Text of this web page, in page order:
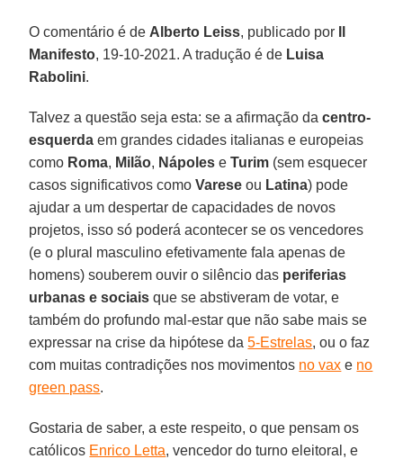
O comentário é de Alberto Leiss, publicado por
Manifesto, 19-10-2021. A tradução é de Luisa
Rabolini.
Talvez a questão seja esta: se a afirmação dacentro-
esquerda em grandes cidades italianas e europeias
como Roma, Milão, Nápoles eTurim (sem esquecer
casos significativos comoVarese ou Latina) pode
ajudar a um despertar de capacidades de novos
projetos, isso só poderá acontecer se os vencedores
(e o plural masculino efetivamente fala apenas de
homens) souberem ouvir o silêncio das periferias
urbanas e sociais que se abstiveram de votar, e
também do profundo mal-estar que não sabe mais se
expressar na crise da hipótese da5-Estrelas, ou o faz
com muitas contradições nos movimentos no vax e no
green pass.
Gostaria de saber, a este respeito, o que pensam os
católicos Enrico Letta, vencedor do turno eleitoral, e